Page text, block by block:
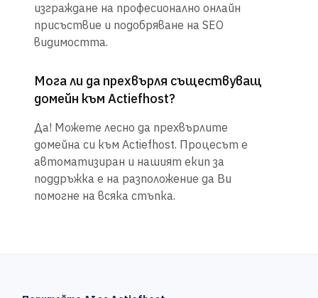
изграждане на професионално онлайн
присъствие и подобряване на SEO
видимостта.
Мога ли да прехвърля съществуващ
домейн към Actiefhost?
Да! Можете лесно да прехвърлите
домейна си към Actiefhost. Процесът е
автоматизиран и нашият екип за
поддръжка е на разположение да Ви
помогне на всяка стъпка.